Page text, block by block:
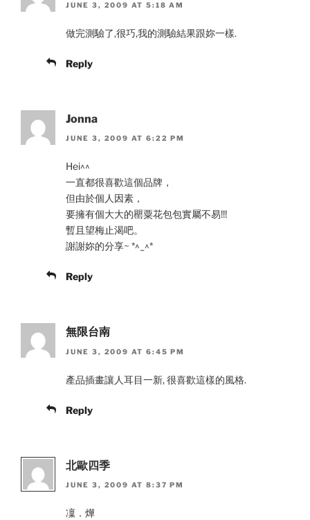
JUNE 3, 2009 AT 5:18 AM
做完測驗了,很巧,我的測驗結果跟妳一樣.
Reply
Jonna
JUNE 3, 2009 AT 6:22 PM
Hei^^
一直都很喜歡這個品牌，
但由於個人因素，
要擁有個大大的罌粟花包包實屬不易!!!
暫且望梅止渴吧。
謝謝妳的分享~ *^_^*
Reply
無限台南
JUNE 3, 2009 AT 6:45 PM
產品插畫讓人耳目一新, 很喜歡這樣的風格.
Reply
北歐四季
JUNE 3, 2009 AT 8:37 PM
凜．燁